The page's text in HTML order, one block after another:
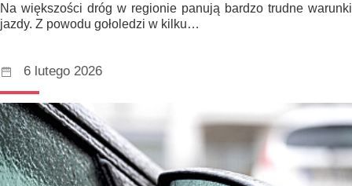
Na większości dróg w regionie panują bardzo trudne warunki
jazdy. Z powodu gołoledzi w kilku…
6 lutego 2026